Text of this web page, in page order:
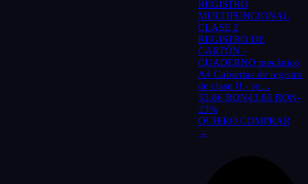
REGISTRO
MULTIFUNCIONAL
CLASE 2
REGISTRO DE
CARTÓN -
CUADERNO mecánico
A4 Cubiertas de registro
de clase II - se…
33.86 RON43.86 RON-
23%
QUIERO COMPRAR
→